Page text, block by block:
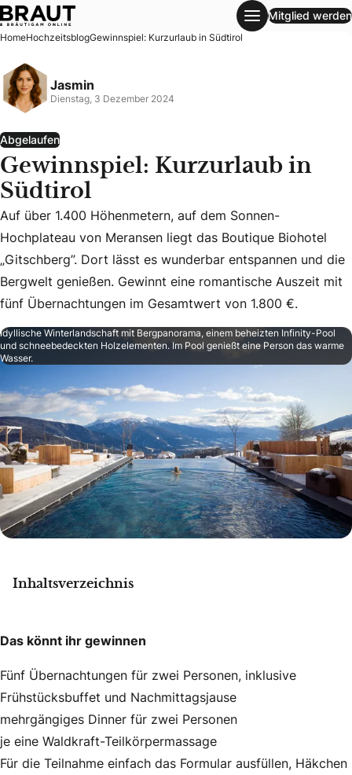
Gewinnspiel: Kurzurlaub in Südtirol
Mitglied werden
HomeHochzeitsblogGewinnspiel: Kurzurlaub in Südtirol
Jasmin
Dienstag, 3 Dezember 2024
Abgelaufen
Gewinnspiel: Kurzurlaub in
Südtirol
Auf über 1.400 Höhenmetern, auf dem Sonnen-
Auf über 1.400 Höhenmetern, auf dem Sonnen-
Hochplateau von Meransen liegt das Boutique Biohotel
„Gitschberg”. Dort lässt es wunderbar entspannen und die
Bergwelt genießen. Gewinnt eine romantische Auszeit mit
fünf Übernachtungen im Gesamtwert von 1.800 €.
Idyllische Winterlandschaft mit Bergpanorama, einem beheizten Infinity-Pool
und schneebedeckten Holzelementen. Im Pool genießt eine Person das warme
Wasser.
Inhaltsverzeichnis
Das könnt ihr gewinnen
Fünf Übernachtungen für zwei Personen, inklusive
Frühstücksbuffet und Nachmittagsjause
mehrgängiges Dinner für zwei Personen
je eine Waldkraft-Teilkörpermassage
Für die Teilnahme einfach das Formular ausfüllen, Häkchen